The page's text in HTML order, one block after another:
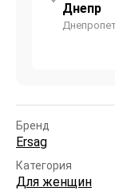
Днепр
Бренд
Ersag
Категория
Для женщин